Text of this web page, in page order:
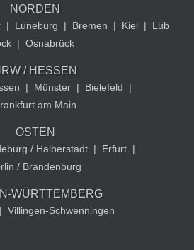
NORDEN
| Lüneburg | Bremen | Kiel |
Lüb
| Osnabrück
/ HESSEN
| Münster | Bielefeld
|
am Main
OSTEN
/ Halberstadt | Erfurt |
/ Brandenburg
WÜRTTEMBERG
| Villingen-Schwenningen